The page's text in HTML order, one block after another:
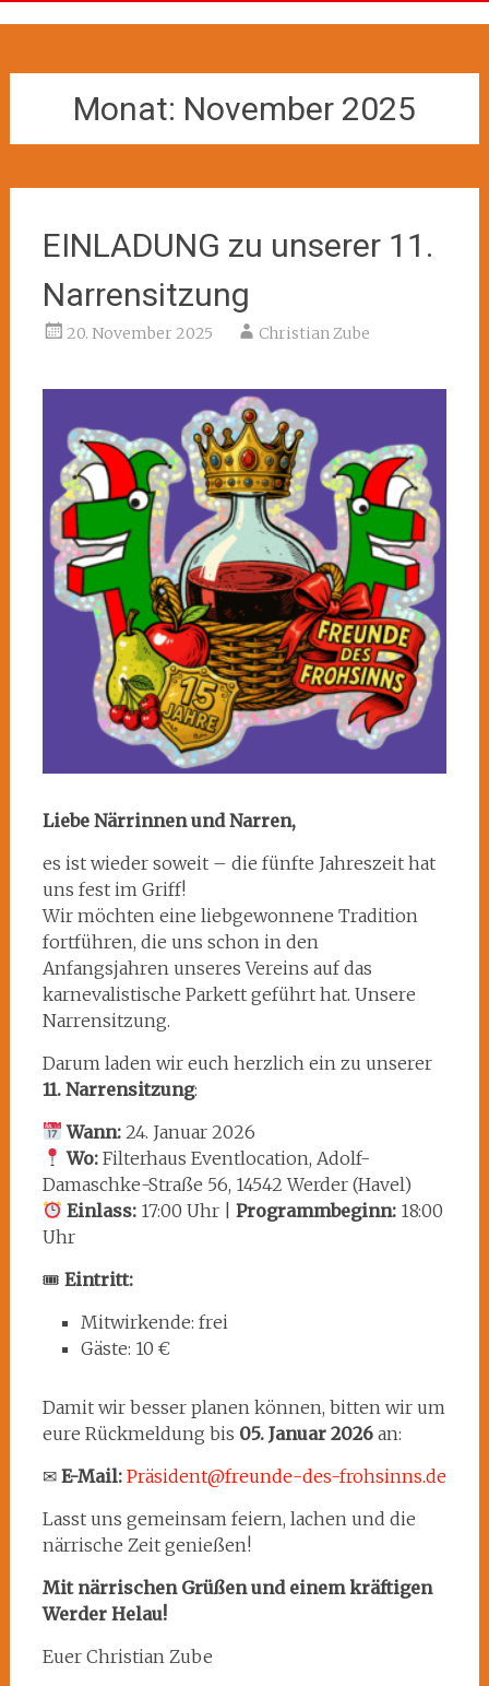
Monat: November 2025
EINLADUNG zu unserer 11.
Narrensitzung
20. November 2025 Christian Zube
Liebe Närrinnen und Narren,
es ist wieder soweit – die fünfte Jahreszeit hat
uns fest im Griff!
Wir möchten eine liebgewonnene Tradition
fortführen, die uns schon in den
Anfangsjahren unseres Vereins auf das
karnevalistische Parkett geführt hat. Unsere
Narrensitzung.
Darum laden wir euch herzlich ein zu unserer
11. Narrensitzung:
Wann: 24. Januar 2026
Wo: Filterhaus Eventlocation, Adolf-
Damaschke-Straße 56, 14542 Werder (Havel)
Einlass: 17:00 Uhr |Programmbeginn: 18:00
Uhr
🎟 Eintritt:
Mitwirkende: frei
Gäste: 10 €
Damit wir besser planen können, bitten wir um
eure Rückmeldung bis 05. Januar 2026an:
✉ E-Mail: Präsident@freunde-des-frohsinns.de
Lasst uns gemeinsam feiern, lachen und die
närrische Zeit genießen!
Mit närrischen Grüßen und einem kräftigen
Werder Helau!
Euer Christian Zube